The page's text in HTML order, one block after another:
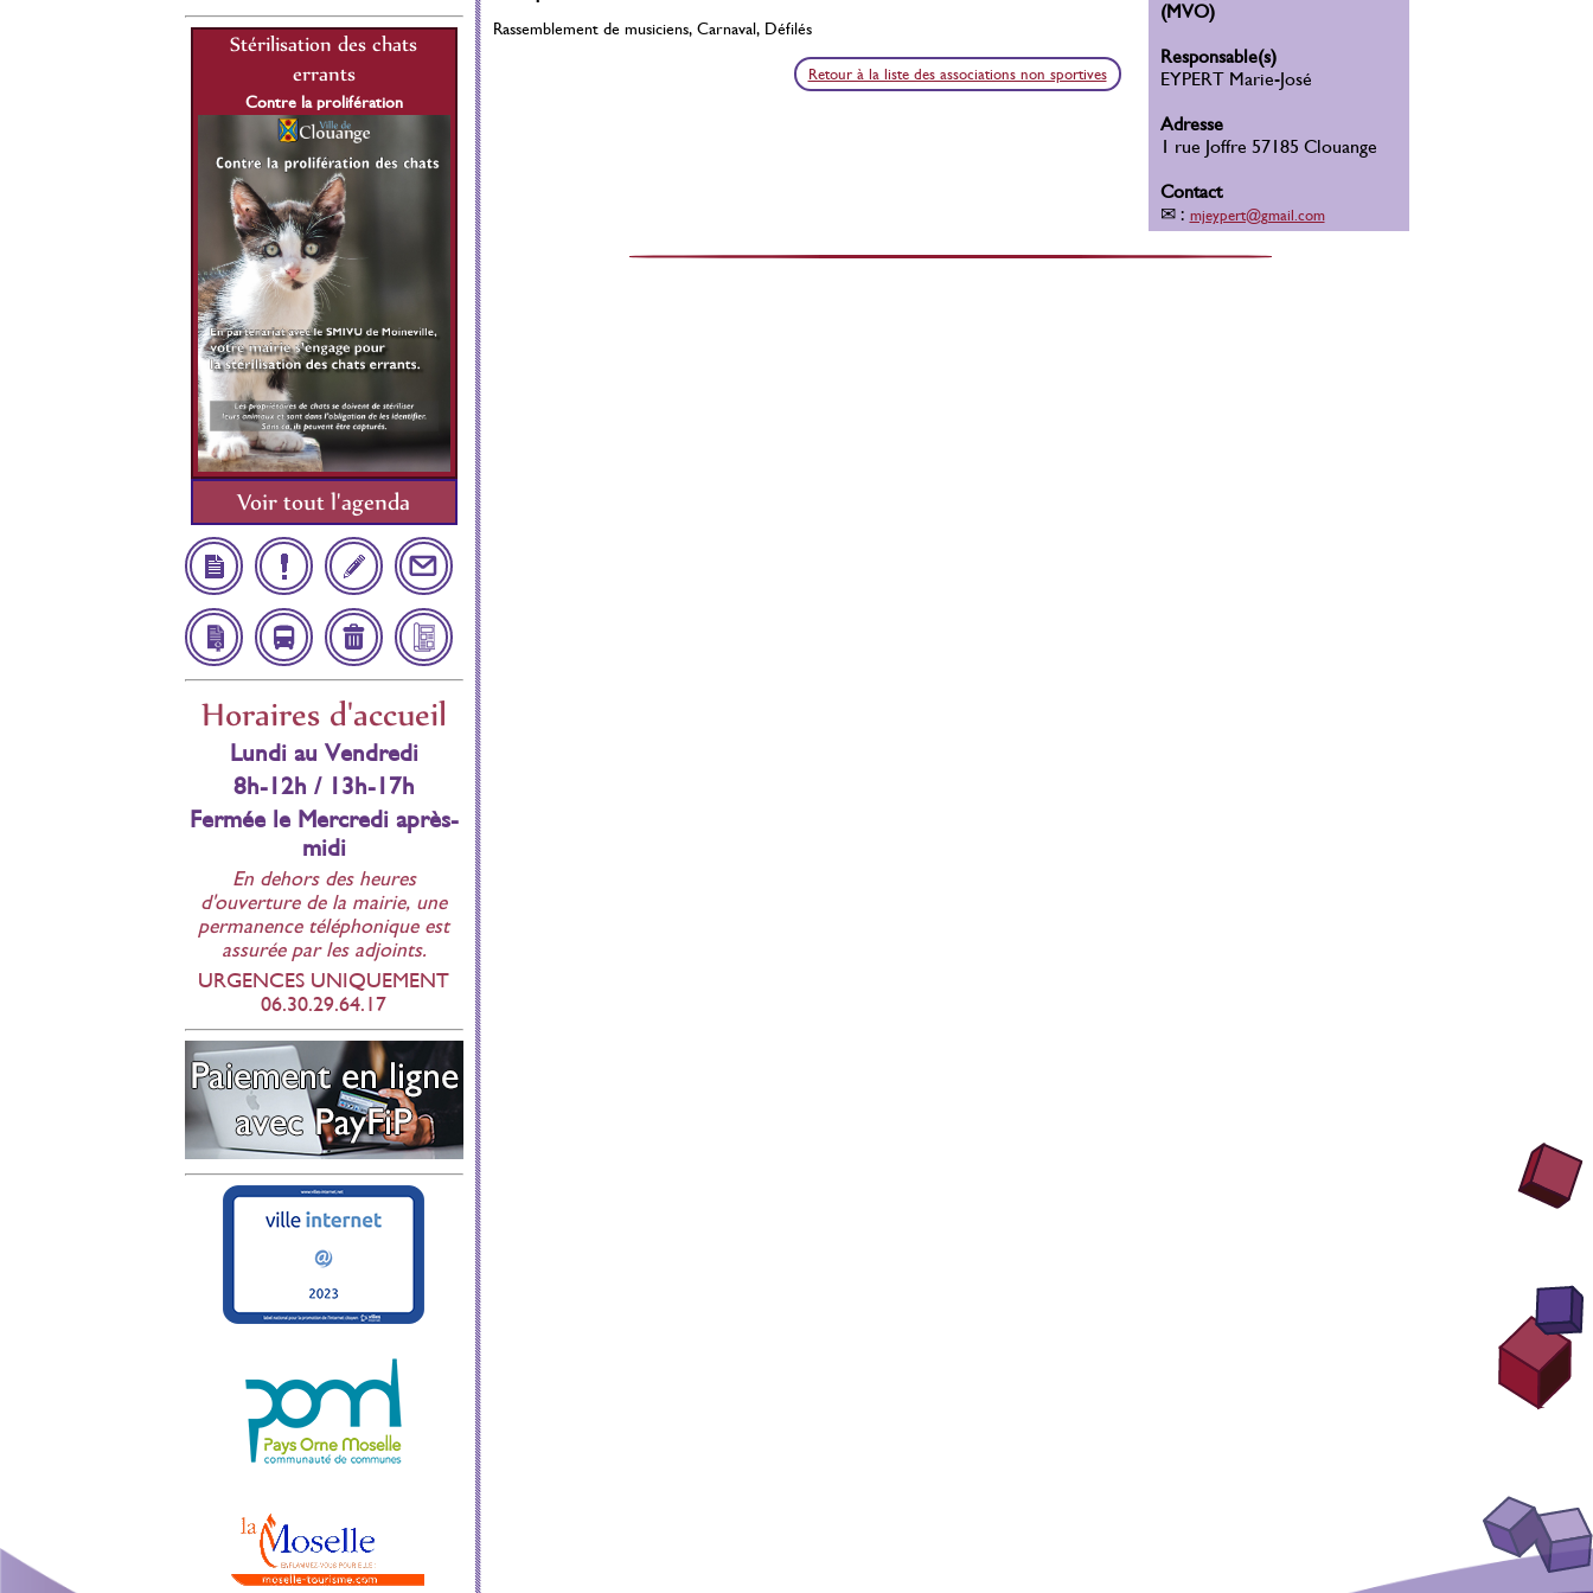
Stérilisation des chats
errants
Contre la prolifération
Du 01 Juillet 2021 au 31
Décembre 2026
Stérilisation des chats
errants
Voir tout l'agenda
Démarches
Administratives
Infos
Utiles
Inscription
Scolaire
Contact
Affichage
réglementaire
NavetteDéchetteries
Bulletin
Municipal
Horaires d'accueil
Lundi au Vendredi
8h-12h / 13h-17h
Fermée le Mercredi après-
midi
En dehors des heures
d'ouverture de la mairie, une
permanence téléphonique est
assurée par les adjoints.
URGENCES UNIQUEMENT
06.30.29.64.17
Rassemblement de musiciens, Carnaval, Défilés
Retour à la liste des associations non sportives
(MVO)
Responsable(s)
EYPERT Marie-José
Adresse
1 rue Joffre 57185 Clouange
Contact
✉ : mjeypert@gmail.com